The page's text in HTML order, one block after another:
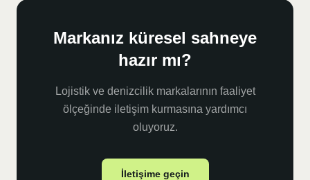
Markanız küresel sahneye
hazır mı?
Lojistik ve denizcilik markalarının faaliyet
ölçeğinde iletişim kurmasına yardımcı
oluyoruz.
İletişime geçin